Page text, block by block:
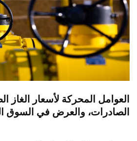
العوامل المحركة لأسعار
الصادرات، والعرض في السوق